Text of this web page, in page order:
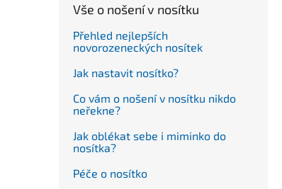
Vše o nošení v nosítku
Přehled nejlepších
novorozeneckých nosítek
Jak nastavit nosítko?
Co vám o nošení v nosítku nikdo
neřekne?
Jak oblékat sebe i miminko do
nosítka?
Péče o nosítko